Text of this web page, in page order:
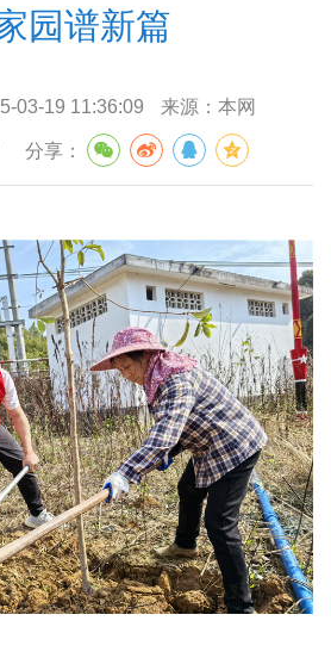
园谱新篇
03-19 11:36:09 来源： 本网
分享：